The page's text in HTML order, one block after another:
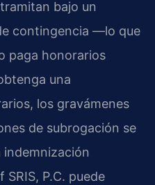
bajo un
contingencia —lo que
paga honorarios
una
los gravámenes
de subrogación se
indemnización
P.C. puede